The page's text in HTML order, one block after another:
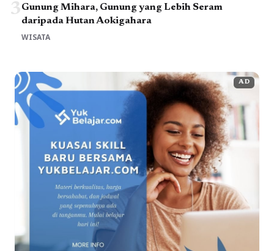
3Gunung Mihara, Gunung yang Lebih Seram
daripada Hutan Aokigahara
WISATA
AD